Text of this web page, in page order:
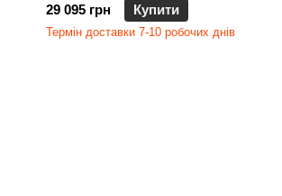
29 095 грн Купити
Термін доставки 7-10 робочих днів